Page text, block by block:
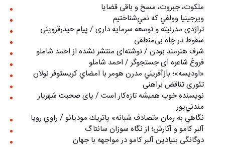
ملکوت، جبروت، مسخ و باقی قضایا
ويرجينيا وولفي كه نمي‌شناختيم
تراژدی مدرنیته و توسعه سرمایه داری / پیام حیدرقزوینی
سقوط در چاه بی‌منطقی
شرف هنرمند بودن / نوشته‌ای منتشر نشده از احمد شاملو
فروغ شاعره ای جستجوگر / احمد شاملو
«اوديسه»؛ بازآفريني مدرن هومر با امضاي كريستوفر نولان
تئوری تناقض براهنی
نويسنده خوب هميشه تازه‌كار است / پای صحبت شهريار
مندني‌پور
نگاهي به رمان «تصادف شبانه» پاتريك موديانو / راوي رويا
آلبر کامو و آثارش؛ از نگاه سوزان سانتاگ
دوگانگی بنیادین آلبر کامو در مواجهه با جهان